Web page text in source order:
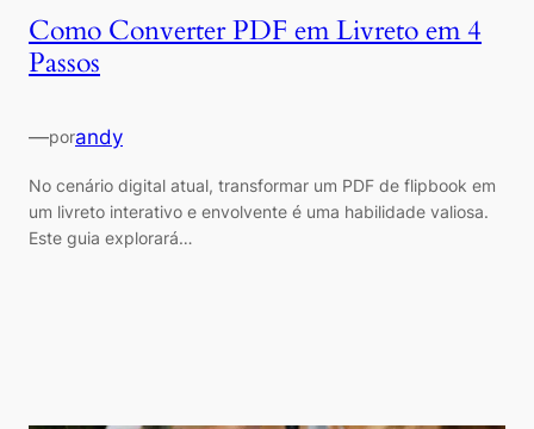
Como Converter PDF em Livreto em 4
Passos
—porandy
No cenário digital atual, transformar um PDF de flipbook em
um livreto interativo e envolvente é uma habilidade valiosa.
Este guia explorará…